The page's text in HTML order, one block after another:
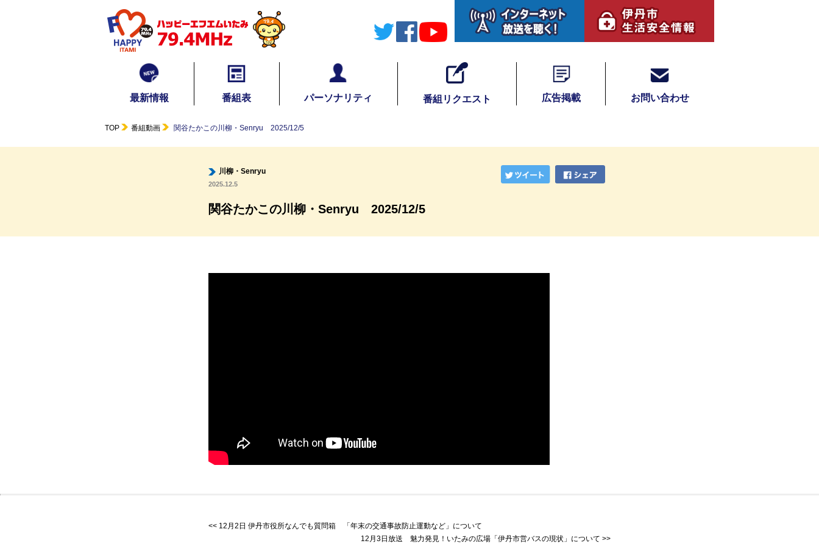
最新情報 番組表 パーソナリティ 番組リクエスト 広告掲載 お問い合わせ
TOP 番組動画 関谷たかこの川柳・Senryu 2025/12/5
川柳・Senryu
2025.12.5
関谷たかこの川柳・Senryu 2025/12/5
12月2日 伊丹市役所なんでも質問箱 「年末の交通事故防止運動など」について
12月3日放送 魅力発見！いたみの広場「伊丹市営バスの現状」について